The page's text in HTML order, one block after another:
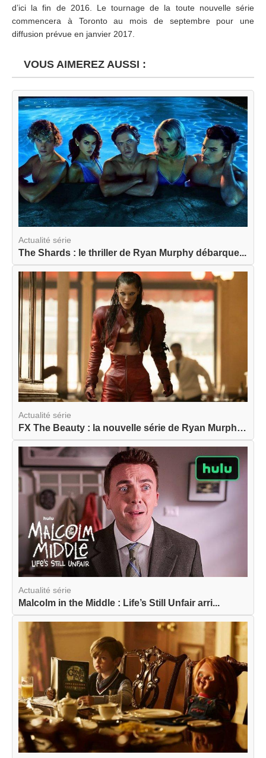
d’ici la fin de 2016. Le tournage de la toute nouvelle série
commencera à Toronto au mois de septembre pour une
diffusion prévue en janvier 2017.
VOUS AIMEREZ AUSSI :
Actualité série
The Shards : le thriller de Ryan Murphy débarque...
Actualité série
FX The Beauty : la nouvelle série de Ryan Murphy...
Actualité série
Malcolm in the Middle : Life’s Still Unfair arri...